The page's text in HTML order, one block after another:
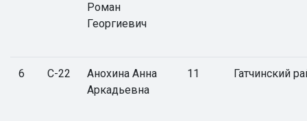
Роман
Георгиевич
6 С-22
Анохина Анна
Аркадьевна
11 Гатчинский